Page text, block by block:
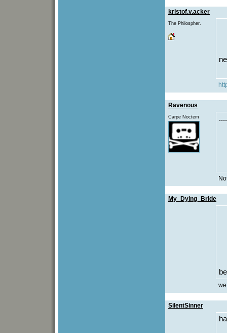
kristof.v.acker
The Philospher.
Ravenous
Carpe Noctem
My_Dying_Bride
SilentSinner